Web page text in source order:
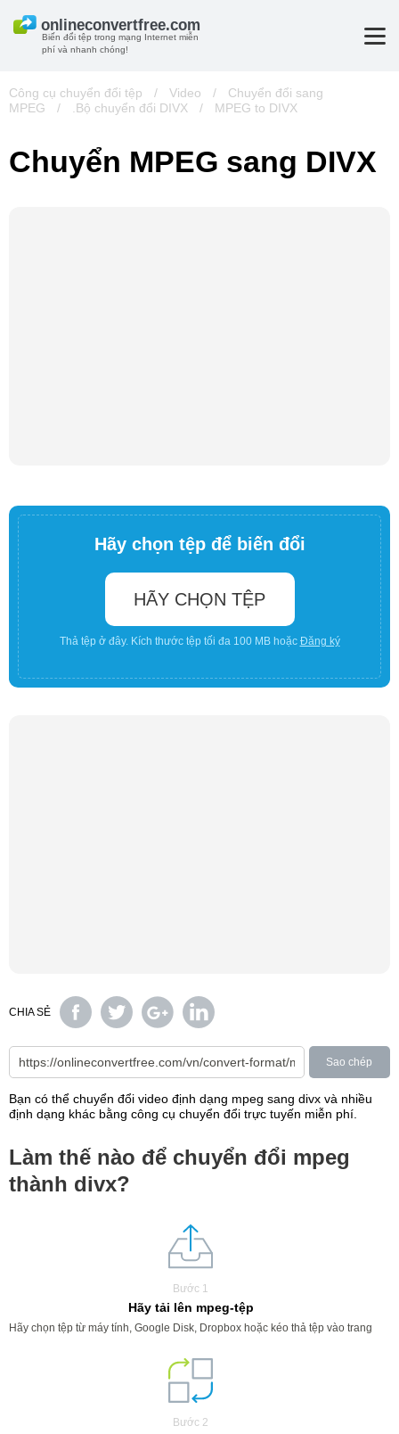
Biến đổi tệp trong mạng Internet miễn
phí và nhanh chóng!
Công cụ chuyển đổi tệp / Video /
Chuyển đổi sang
MPEG
/ .Bộ chuyển đổi DIVX / MPEG to DIVX
Chuyển MPEG sang DIVX
Hãy chọn tệp để biến đổi
HÃY CHỌN TỆP
Thả tệp ở đây. Kích thước tệp tối đa 100 MB hoặc Đăng ký
CHIA SẺ
Sao chép
Bạn có thể chuyển đổi video định dạng mpeg sang divx và nhiều
định dạng khác bằng công cụ chuyển đổi trực tuyến miễn phí.
Làm thế nào để chuyển đổi mpeg
thành divx?
Bước 1
Hãy tải lên mpeg-tệp
Hãy chọn tệp từ máy tính, Google Disk, Dropbox hoặc kéo thả tệp vào trang
Bước 2